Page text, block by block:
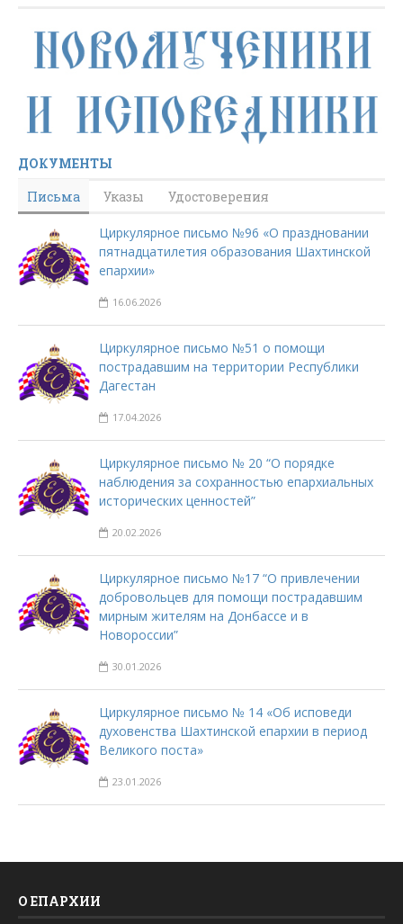
ДОКУМЕНТЫ
Письма
Указы Удостоверения
Циркулярное письмо №96 «О праздновании
пятнадцатилетия образования Шахтинской
епархии»
16.06.2026
Циркулярное письмо №51 о помощи
пострадавшим на территории Республики
Дагестан
17.04.2026
Циркулярное письмо № 20 “О порядке
наблюдения за сохранностью епархиальных
исторических ценностей”
20.02.2026
Циркулярное письмо №17 “О привлечении
добровольцев для помощи пострадавшим
мирным жителям на Донбассе и в
Новороссии”
30.01.2026
Циркулярное письмо № 14 «Об исповеди
духовенства Шахтинской епархии в период
Великого поста»
23.01.2026
О ЕПАРХИИ